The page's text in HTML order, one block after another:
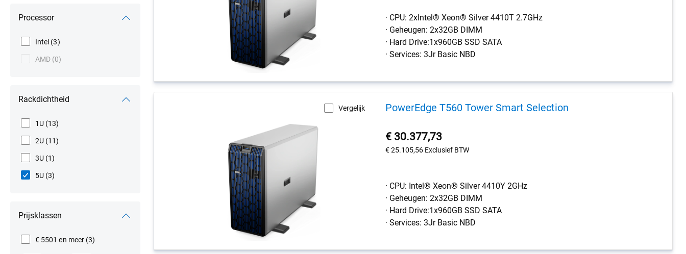
Processor
Intel (3)
AMD (0)
Rackdichtheid
1U (13)
2U (11)
3U (1)
5U (3)
Prijsklassen
€ 5501 en meer (3)
· CPU: 2xIntel® Xeon® Silver 4410T 2.7GHz
· Geheugen: 2x32GB DIMM
· Hard Drive:1x960GB SSD SATA
· Services: 3Jr Basic NBD
Vergelijk PowerEdge T560 Tower Smart Selection
€ 30.377,73
€ 25.105,56 Exclusief BTW
· CPU: Intel® Xeon® Silver 4410Y 2GHz
· Geheugen: 2x32GB DIMM
· Hard Drive:1x960GB SSD SATA
· Services: 3Jr Basic NBD